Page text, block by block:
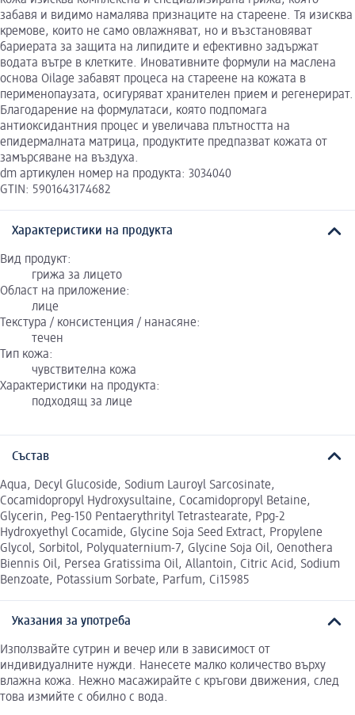
забавя и видимо намалява признаците на стареене. Тя изисква
кремове, които не само овлажняват, но и възстановяват
бариерата за защита на липидите и ефективно задържат
водата вътре в клетките. Иновативните формули на маслена
основа Oilage забавят процеса на стареене на кожата в
перименопаузата, осигуряват хранителен прием и регенерират.
Благодарение на формулатаси, която подпомага
антиоксидантния процес и увеличава плътността на
епидермалната матрица, продуктите предпазват кожата от
замърсяване на въздуха.
dm артикулен номер на продукта: 3034040
GTIN: 5901643174682
Характеристики на продукта
Вид продукт:
грижа за лицето
Област на приложение:
лице
Текстура / консистенция / нанасяне:
течен
Тип кожа:
чувствителна кожа
Характеристики на продукта:
подходящ за лице
Състав
Aqua, Decyl Glucoside, Sodium Lauroyl Sarcosinate,
Cocamidopropyl Hydroxysultaine, Cocamidopropyl Betaine,
Glycerin, Peg-150 Pentaerythrityl Tetrastearate, Ppg-2
Hydroxyethyl Cocamide, Glycine Soja Seed Extract, Propylene
Glycol, Sorbitol, Polyquaternium-7, Glycine Soja Oil, Oenothera
Biennis Oil, Persea Gratissima Oil, Allantoin, Citric Acid, Sodium
Benzoate, Potassium Sorbate, Parfum, Ci15985
Указания за употреба
Използвайте сутрин и вечер или в зависимост от
индивидуалните нужди. Нанесете малко количество върху
влажна кожа. Нежно масажирайте с кръгови движения, след
това измийте с обилно с вода.